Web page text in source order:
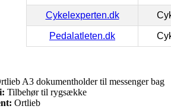
Cykelexperten.dk
Pedalatleten.dk
A3 dokumentholder til messenger bag
Tilbehør til rygsække
Ortlieb